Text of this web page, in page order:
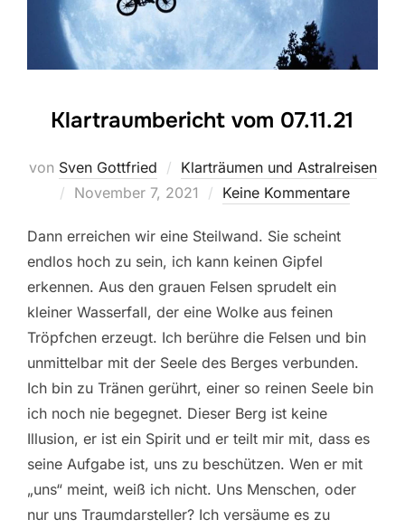
Klartraumbericht vom 07.11.21
von Sven Gottfried
Klarträumen und Astralreisen
Veröffentlicht
November 7, 2021 Keine Kommentare
Dann erreichen wir eine Steilwand. Sie scheint
endlos hoch zu sein, ich kann keinen Gipfel
erkennen. Aus den grauen Felsen sprudelt ein
kleiner Wasserfall, der eine Wolke aus feinen
Tröpfchen erzeugt. Ich berühre die Felsen und bin
unmittelbar mit der Seele des Berges verbunden.
Ich bin zu Tränen gerührt, einer so reinen Seele bin
ich noch nie begegnet. Dieser Berg ist keine
Illusion, er ist ein Spirit und er teilt mir mit, dass es
seine Aufgabe ist, uns zu beschützen. Wen er mit
„uns“ meint, weiß ich nicht. Uns Menschen, oder
nur uns Traumdarsteller? Ich versäume es zu